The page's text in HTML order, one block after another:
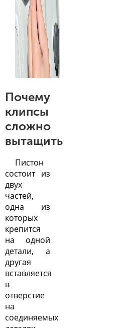
Почему
клипсы
сложно
вытащить
Пистон
состоит из
двух
частей,
одна из
которых
крепится
на одной
детали, а
другая
вставляется
в
отверстие
на
соединяемых